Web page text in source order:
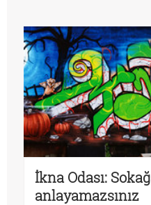
İkna Odası:
anlayamazsınız